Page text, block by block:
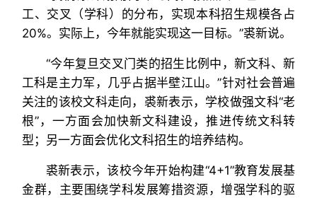
工、交叉（学科）的分布，实现本科招生规模各占
20%。实际上，今年就能实现这一目标。”裘新说。
“今年复旦交叉门类的招生比例中，新文科、新
工科是主力军，几乎占据半壁江山。”针对社会普遍
关注的该校文科走向，裘新表示，学校做强文科“老
根”，一方面会加快新文科建设，推进传统文科转
型；另一方面会优化文科招生的培养结构。
裘新表示，该校今年开始构建“4+1”教育发展基
金群，主要围绕学科发展筹措资源，增强学科的驱